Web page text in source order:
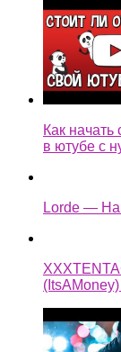
Как начать
в ютубе с
Lorde —